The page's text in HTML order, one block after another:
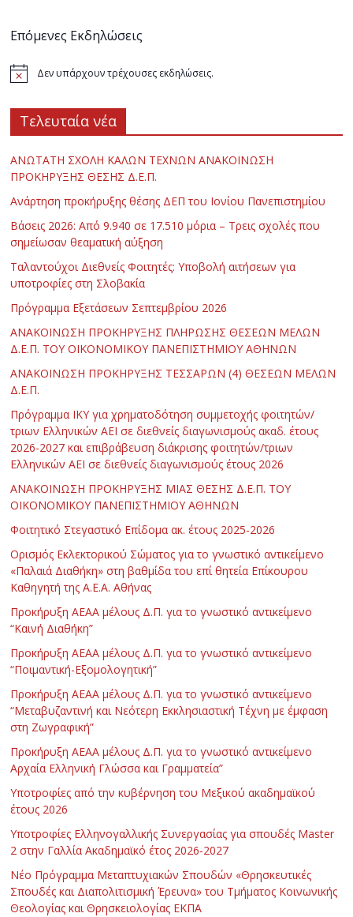
Επόμενες Εκδηλώσεις
Δεν υπάρχουν τρέχουσες εκδηλώσεις.
Τελευταία νέα
ΑΝΩΤΑΤΗ ΣΧΟΛΗ ΚΑΛΩΝ ΤΕΧΝΩΝ ΑΝΑΚΟΙΝΩΣΗ
ΠΡΟΚΗΡΥΞΗΣ ΘΕΣΗΣ Δ.Ε.Π.
Ανάρτηση προκήρυξης θέσης ΔΕΠ του Ιονίου Πανεπιστημίου
Βάσεις 2026: Από 9.940 σε 17.510 μόρια – Τρεις σχολές που
σημείωσαν θεαματική αύξηση
Ταλαντούχοι Διεθνείς Φοιτητές: Υποβολή αιτήσεων για
υποτροφίες στη Σλοβακία
Πρόγραμμα Εξετάσεων Σεπτεμβρίου 2026
ΑΝΑΚΟΙΝΩΣΗ ΠΡΟΚΗΡΥΞΗΣ ΠΛΗΡΩΣΗΣ ΘΕΣΕΩΝ ΜΕΛΩΝ
Δ.Ε.Π. ΤΟΥ ΟΙΚΟΝΟΜΙΚΟΥ ΠΑΝΕΠΙΣΤΗΜΙΟΥ ΑΘΗΝΩΝ
ΑΝΑΚΟΙΝΩΣΗ ΠΡΟΚΗΡΥΞΗΣ ΤΕΣΣΑΡΩΝ (4) ΘΕΣΕΩΝ ΜΕΛΩΝ
Δ.Ε.Π.
Πρόγραμμα ΙΚΥ για χρηματοδότηση συμμετοχής φοιτητών/
τριων Ελληνικών ΑΕΙ σε διεθνείς διαγωνισμούς ακαδ. έτους
2026-2027 και επιβράβευση διάκρισης φοιτητών/τριων
Ελληνικών ΑΕΙ σε διεθνείς διαγωνισμούς έτους 2026
ΑΝΑΚΟΙΝΩΣΗ ΠΡΟΚΗΡΥΞΗΣ ΜΙΑΣ ΘΕΣΗΣ Δ.Ε.Π. ΤΟΥ
ΟΙΚΟΝΟΜΙΚΟΥ ΠΑΝΕΠΙΣΤΗΜΙΟΥ ΑΘΗΝΩΝ
Φοιτητικό Στεγαστικό Επίδομα ακ. έτους 2025-2026
Ορισμός Εκλεκτορικού Σώματος για το γνωστικό αντικείμενο
«Παλαιά Διαθήκη» στη βαθμίδα του επί θητεία Επίκουρου
Καθηγητή της Α.Ε.Α. Αθήνας
Προκήρυξη ΑΕΑΑ μέλους Δ.Π. για το γνωστικό αντικείμενο
“Καινή Διαθήκη”
Προκήρυξη ΑΕΑΑ μέλους Δ.Π. για το γνωστικό αντικείμενο
“Ποιμαντική-Εξομολογητική”
Προκήρυξη ΑΕΑΑ μέλους Δ.Π. για το γνωστικό αντικείμενο
“Μεταβυζαντινή και Νεότερη Εκκλησιαστική Τέχνη με έμφαση
στη Ζωγραφική”
Προκήρυξη ΑΕΑΑ μέλους Δ.Π. για το γνωστικό αντικείμενο
Αρχαία Ελληνική Γλώσσα και Γραμματεία”
Υποτροφίες από την κυβέρνηση του Μεξικού ακαδημαϊκού
έτους 2026
Υποτροφίες Ελληνογαλλικής Συνεργασίας για σπουδές Master
2 στην Γαλλία Ακαδημαϊκό έτος 2026-2027
Νέο Πρόγραμμα Μεταπτυχιακών Σπουδών «Θρησκευτικές
Σπουδές και Διαπολιτισμική Έρευνα» του Τμήματος Κοινωνικής
Θεολογίας και Θρησκειολογίας ΕΚΠΑ